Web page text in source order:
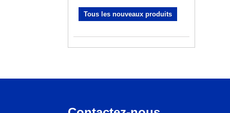
Tous les nouveaux produits